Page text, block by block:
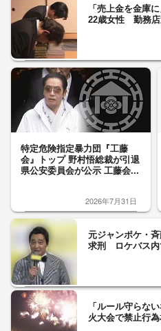
「売上金を金庫
22歳女性 勤務店
特定危険指定暴力団『工藤
会』トップ 野村悟総裁が引退
県公安委員会が公示 工藤会...
2026年7月31日
元ジャンポケ・
求刑 ロケバス
「ルール守らな
火大会で禁止行